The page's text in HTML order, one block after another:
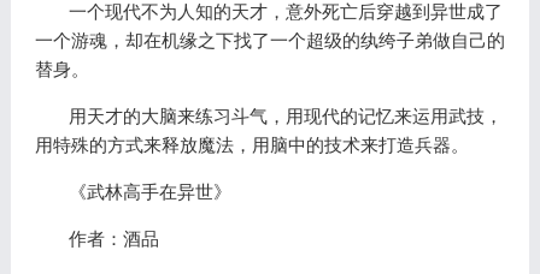
一个现代不为人知的天才，意外死亡后穿越到异世成了
一个游魂，却在机缘之下找了一个超级的纨绔子弟做自己的
替身。
用天才的大脑来练习斗气，用现代的记忆来运用武技，
用特殊的方式来释放魔法，用脑中的技术来打造兵器。
《武林高手在异世》
作者：酒品